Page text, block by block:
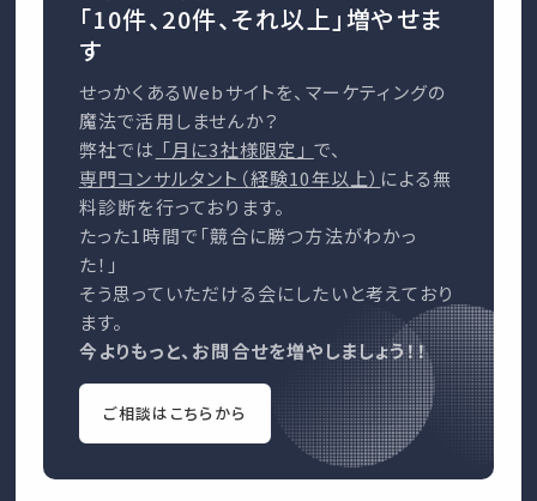
「10件、20件、それ以上」増やせま
す
せっかくあるWebサイトを、マーケティングの
魔法で活用しませんか？
弊社では 「月に3社様限定」 で、
専門コンサルタント（経験10年以上） による無
料診断を行っております。
たった1時間で「競合に勝つ方法がわかっ
た！」
そう思っていただける会にしたいと考えており
ます。
今よりもっと、お問合せを増やしましょう！！
ご相談はこちらから